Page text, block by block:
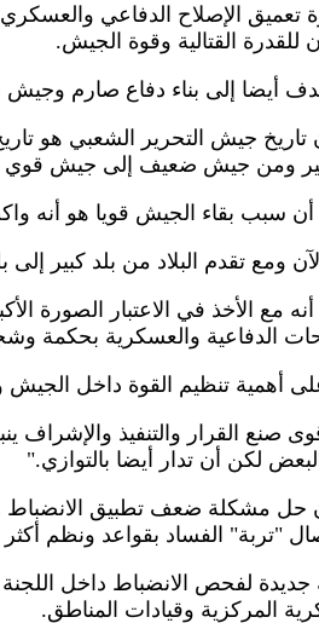
الإصلاح الدفاعي والعسكري
للقدرة القتالية وقوة الجيش.
أيضا إلى بناء دفاع صارم
جيش التحرير الشعبي هو
ومن جيش ضعيف إلى جيش
سبب بقاء الجيش قويا هو أنه
ومع تقدم البلاد من بلد كبير إلى
مع الأخذ في الاعتبار الصورة
الدفاعية والعسكرية بحكمة
أهمية تنظيم القوة داخل الجيش
صنع القرار والتنفيذ والإشراف
لكن أن تدار أيضا بالتوازي."
مشكلة ضعف تطبيق الانضباط
"تربة" الفساد بقواعد ونظم
جديدة لفحص الانضباط داخل
المركزية وقيادات المناطق.